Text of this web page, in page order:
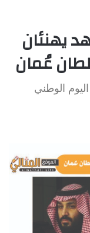
يهنئان
عُمان
الوطني